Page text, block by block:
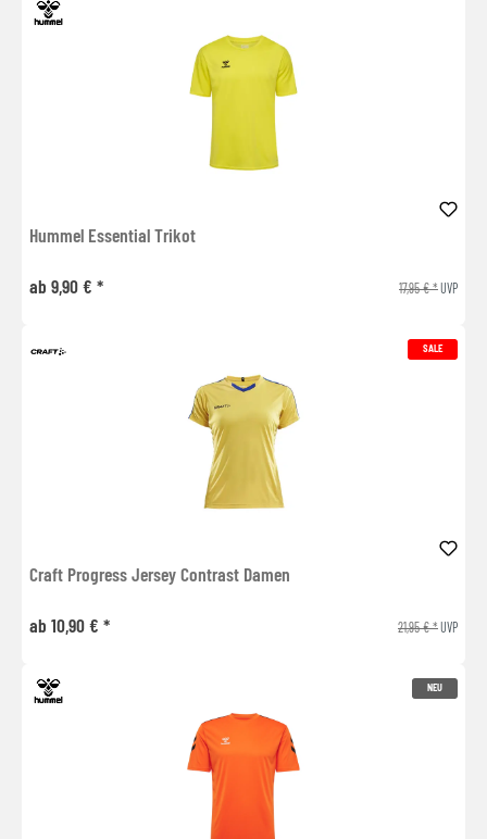
Hummel Essential Trikot
ab 9,90 € * 17,95 € *UVP
SALE
Craft Progress Jersey Contrast Damen
ab 10,90 € * 21,95 € *UVP
NEU